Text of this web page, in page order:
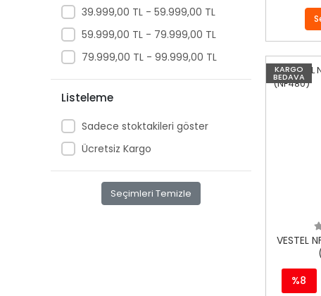
Solo Fırın39.999,00 TL - 59.999,00 TL
59.999,00 TL - 79.999,00 TL
79.999,00 TL - 99.999,00 TL
Listeleme
Sadece stoktakileri göster
Ücretsiz Kargo
Seçimleri Temizle
KARGO
BEDAVA
VESTEL
%8